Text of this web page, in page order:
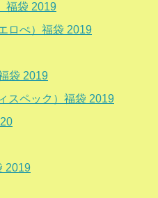
福袋 2019
ロぺ）福袋 2019
袋 2019
スペック）福袋 2019
2019